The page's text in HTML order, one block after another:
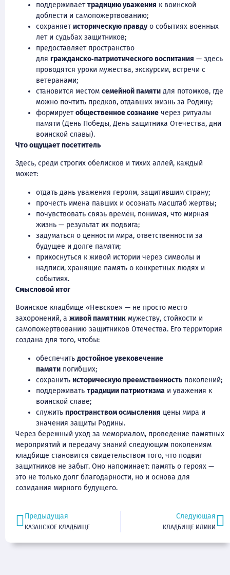
поддерживаеттрадицию уважения к воинской
доблести и самопожертвованию;
сохраняетисторическую правдуо событиях военных
лет и судьбах защитников;
предоставляет пространство
для гражданско‑патриотического воспитания — здесь
проводятся уроки мужества, экскурсии, встречи с
ветеранами;
становится местом семейной памяти для потомков, где
можно почтить предков, отдавших жизнь за Родину;
формируетобщественное сознание через ритуалы
памяти (День Победы, День защитника Отечества, дни
воинской славы).
Что ощущает посетитель
Здесь, среди строгих обелисков и тихих аллей, каждый
может:
отдать дань уважения героям, защитившим страну;
прочесть имена павших и осознать масштаб жертвы;
почувствовать связь времён, понимая, что мирная
жизнь — результат их подвига;
задуматься о ценности мира, ответственности за
будущее и долге памяти;
прикоснуться к живой истории через символы и
надписи, хранящие память о конкретных людях и
событиях.
Смысловой итог
Воинское кладбище «Невское» — не просто место
захоронений, а живой памятник мужеству, стойкости и
самопожертвованию защитников Отечества. Его территория
создана для того, чтобы:
обеспечить достойное увековечение
памяти погибших;
сохранить историческую преемственность поколений;
поддерживать традиции патриотизма и уважения к
воинской славе;
служить пространством осмысления цены мира и
значения защиты Родины.
Через бережный уход за мемориалом, проведение памятных
мероприятий и передачу знаний следующим поколениям
кладбище становится свидетельством того, что подвиг
защитников не забыт. Оно напоминает: память о героях —
это не только долг благодарности, но и основа для
созидания мирного будущего.
Предыдущая
КАЗАНСКОЕ КЛАДБИЩЕ
Следующая
КЛАДБИЩЕ ИЛИКИ